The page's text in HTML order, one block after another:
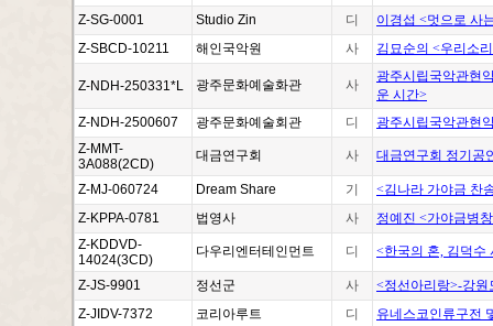
Z-SG-0001
Studio Zin 디
이경섭 <멋으로 사
Z-SBCD-10211
해인국악원 사 김묘순의 <우리소
Z-NDH-250331*L 광주문화예술화관 사
광주시립국악관현
운 시간>
Z-NDH-2500607
광주문화예술회관 디
광주시립국악관현
Z-MMT-
3A088(2CD)
대금연구회 사 대금연구회 정기공
Z-MJ-060724 Dream Share 기
<김나라 가야금 찬
Z-KPPA-0781
법영사 사
정예진 <가야금병
Z-KDDVD-
14024(3CD)
다우리엔터테인먼트 디 <한국의 혼, 김덕수
Z-JS-9901 정선군 사
<정선아리랑>-강원
Z-JIDV-7372
코리아루트 디
유네스코인류구전